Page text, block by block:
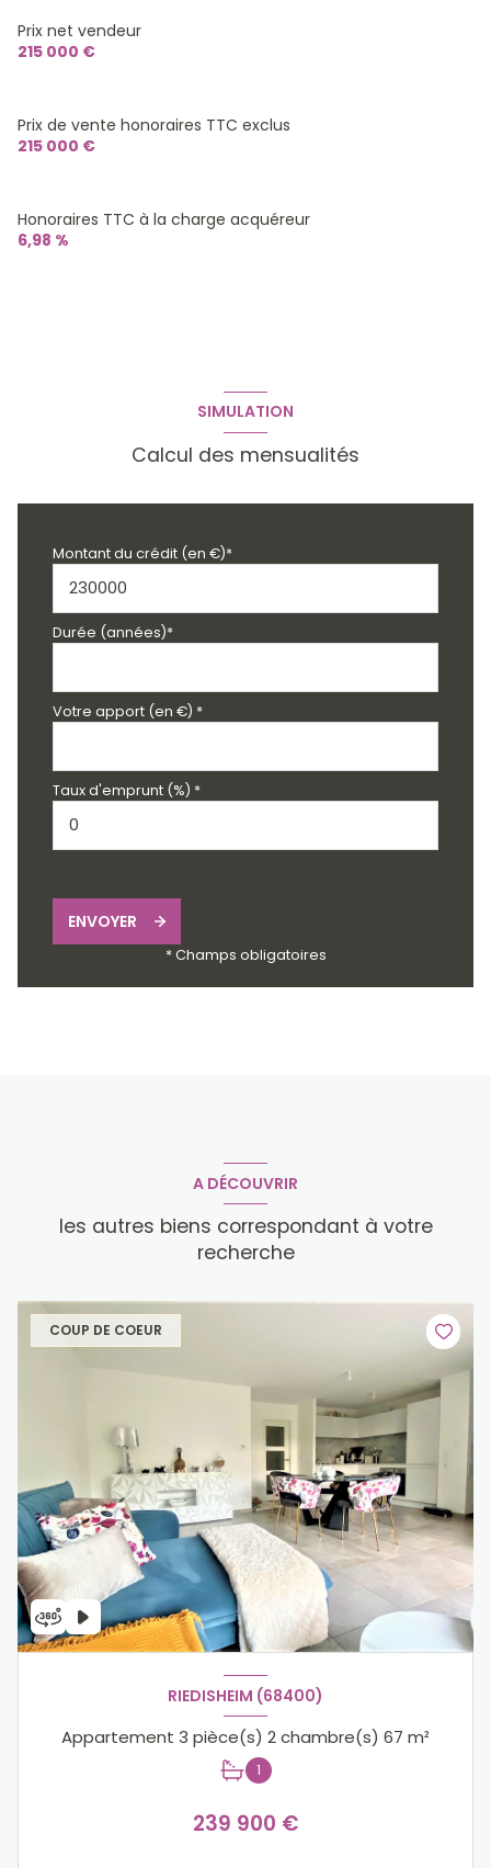
Prix net vendeur
215 000 €
Prix de vente honoraires TTC exclus
215 000 €
Honoraires TTC à la charge acquéreur
6,98 %
SIMULATION
Calcul des mensualités
Montant du crédit (en €)*
Durée (années)*
Votre apport (en €) *
Taux d'emprunt (%) *
ENVOYER
* Champs obligatoires
A DÉCOUVRIR
les autres biens correspondant à votre
recherche
COUP DE COEUR
RIEDISHEIM (68400)
Appartement 3 pièce(s) 2 chambre(s) 67 m²
1
239 900 €